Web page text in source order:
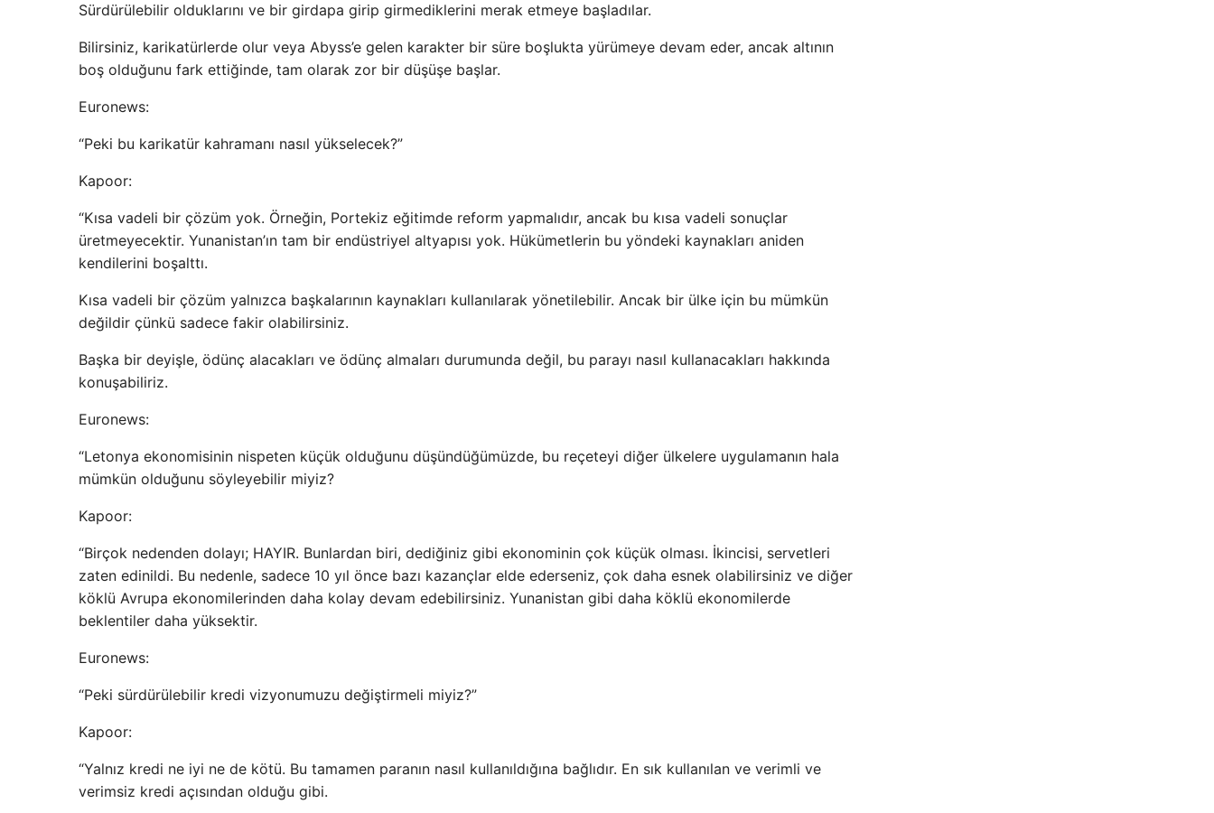
Sürdürülebilir olduklarını ve bir girdapa girip girmediklerini merak etmeye başladılar.
Bilirsiniz, karikatürlerde olur veya Abyss’e gelen karakter bir süre boşlukta yürümeye devam eder, ancak altının
boş olduğunu fark ettiğinde, tam olarak zor bir düşüşe başlar.
Euronews:
“Peki bu karikatür kahramanı nasıl yükselecek?”
Kapoor:
“Kısa vadeli bir çözüm yok. Örneğin, Portekiz eğitimde reform yapmalıdır, ancak bu kısa vadeli sonuçlar
üretmeyecektir. Yunanistan’ın tam bir endüstriyel altyapısı yok. Hükümetlerin bu yöndeki kaynakları aniden
kendilerini boşalttı.
Kısa vadeli bir çözüm yalnızca başkalarının kaynakları kullanılarak yönetilebilir. Ancak bir ülke için bu mümkün
değildir çünkü sadece fakir olabilirsiniz.
Başka bir deyişle, ödünç alacakları ve ödünç almaları durumunda değil, bu parayı nasıl kullanacakları hakkında
konuşabiliriz.
Euronews:
“Letonya ekonomisinin nispeten küçük olduğunu düşündüğümüzde, bu reçeteyi diğer ülkelere uygulamanın hala
mümkün olduğunu söyleyebilir miyiz?
Kapoor:
“Birçok nedenden dolayı; HAYIR. Bunlardan biri, dediğiniz gibi ekonominin çok küçük olması. İkincisi, servetleri
zaten edinildi. Bu nedenle, sadece 10 yıl önce bazı kazançlar elde ederseniz, çok daha esnek olabilirsiniz ve diğer
köklü Avrupa ekonomilerinden daha kolay devam edebilirsiniz. Yunanistan gibi daha köklü ekonomilerde
beklentiler daha yüksektir.
Euronews:
“Peki sürdürülebilir kredi vizyonumuzu değiştirmeli miyiz?”
Kapoor:
“Yalnız kredi ne iyi ne de kötü. Bu tamamen paranın nasıl kullanıldığına bağlıdır. En sık kullanılan ve verimli ve
verimsiz kredi açısından olduğu gibi.